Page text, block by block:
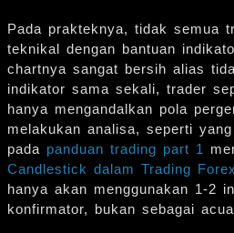
Pada prakteknya, tidak semua
teknikal dengan bantuan
chartnya sangat bersih alias
indikator sama sekali, trader
hanya mengandalkan pola
melakukan analisa, seperti
pada panduan trading part 1
Candlestick dalam Trading Forex
hanya akan menggunakan 1-2
konfirmator, bukan sebagai